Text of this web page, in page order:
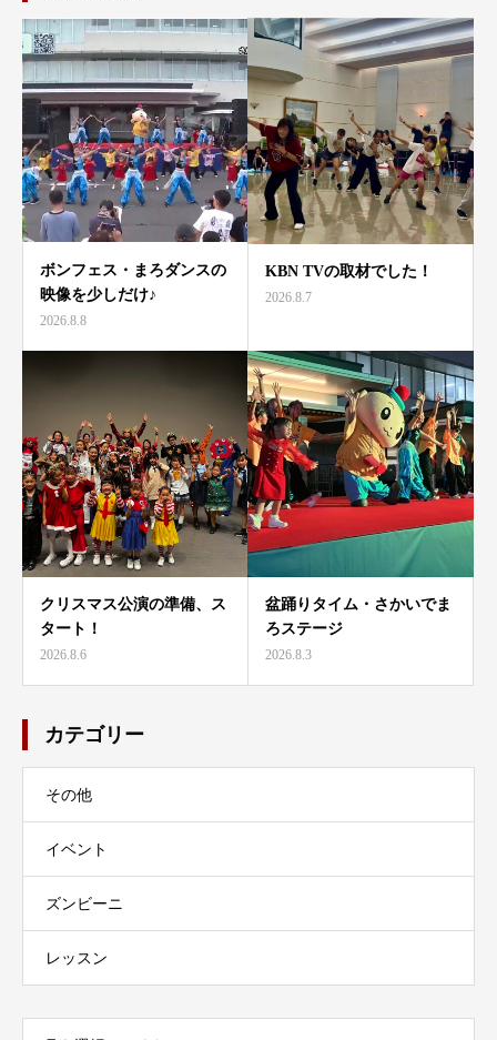
ボンフェス・まろダンスの
映像を少しだけ♪
2026.8.8
KBN TVの取材でした！
2026.8.7
クリスマス公演の準備、ス
タート！
2026.8.6
盆踊りタイム・さかいでま
ろステージ
2026.8.3
カテゴリー
その他
イベント
ズンビーニ
レッスン